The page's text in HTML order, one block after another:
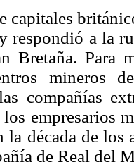
capitales
respondió a la
Bretaña. Para
mineros
compañías
empresarios
la década de
de Real del